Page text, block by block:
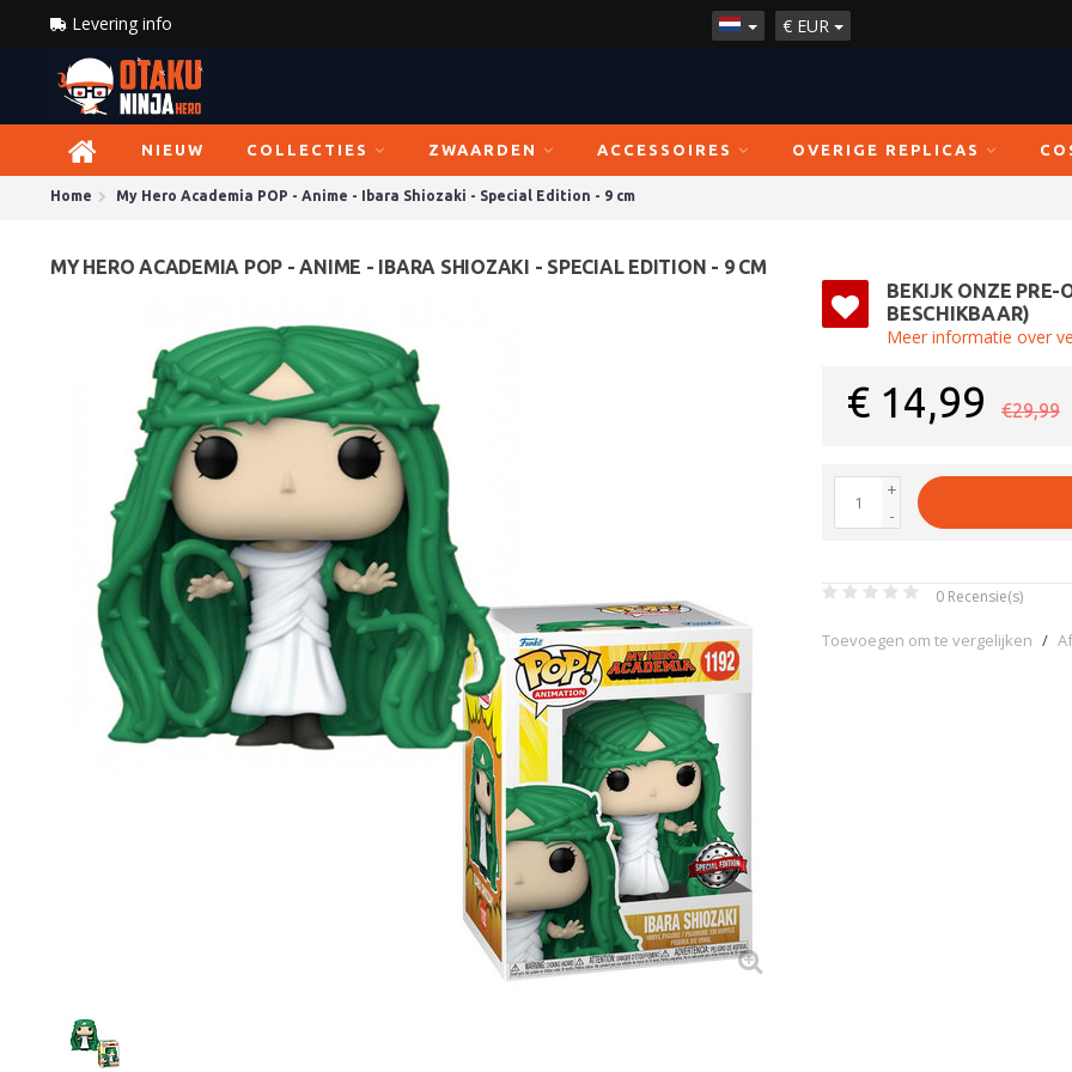
Levering info € EUR
NIEUW COLLECTIES ZWAARDEN ACCESSOIRES OVERIGE REPLICAS
Home My Hero Academia POP - Anime - Ibara Shiozaki - Special Edition - 9 cm
MY HERO ACADEMIA POP - ANIME - IBARA SHIOZAKI - SPECIAL EDITION - 9 CM
BEKIJK ONZE PRE-
BESCHIKBAAR)
Meer informatie over
€ 14,99 €29,99
+
-
0 Recensie(s)
Toevoegen om te vergelijken /